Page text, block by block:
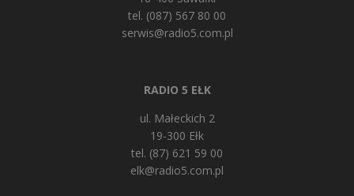
tel. (087) 567 80 00
serwis@radio5.com.pl
RADIO 5 EŁK
ul. Małeckich 2
19-300 Ełk
tel. (87) 621 59 00
elk@radio5.com.pl